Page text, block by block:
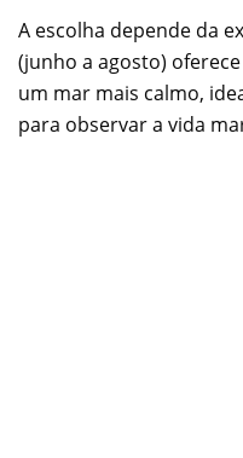
A escolha depende da
(junho a agosto)
um mar mais calmo,
para observar a vida